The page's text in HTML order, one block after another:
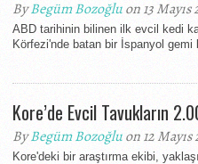
ByBegüm Bozoğluon 13 Mayıs
ABD tarihinin bilinen ilk evcil kedi
Körfezi'nde batan bir İspanyol gemi
Kore’de Evcil Tavukların
ByBegüm Bozoğluon 12 Mayıs
Kore'deki bir araştırma ekibi,